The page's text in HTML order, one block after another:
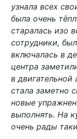
узнала всех
была очень
старалась изо
сотрудники,
включалась в
центра
в
стала заметно
новые
выполнять. На
очень рады